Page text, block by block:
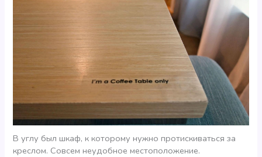
В углу был шкаф, к которому нужно протискиваться за
креслом. Совсем неудобное местоположение.